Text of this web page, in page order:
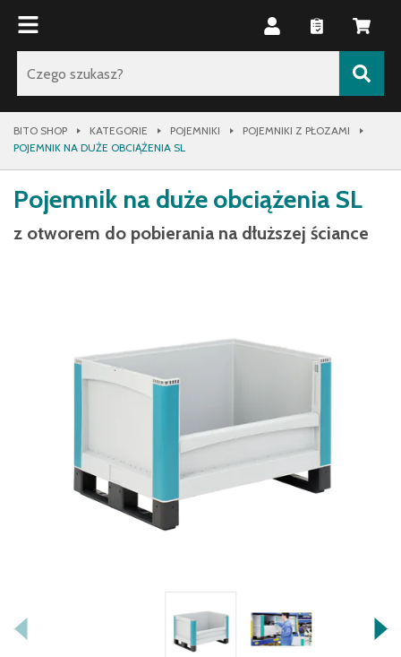
BITO SHOP KATEGORIE POJEMNIKI
POJEMNIKI Z PŁOZAMI
POJEMNIK NA DUŻE OBCIĄŻENIA SL
Pojemnik na duże obciążenia SL
z otworem do pobierania na dłuższej ściance